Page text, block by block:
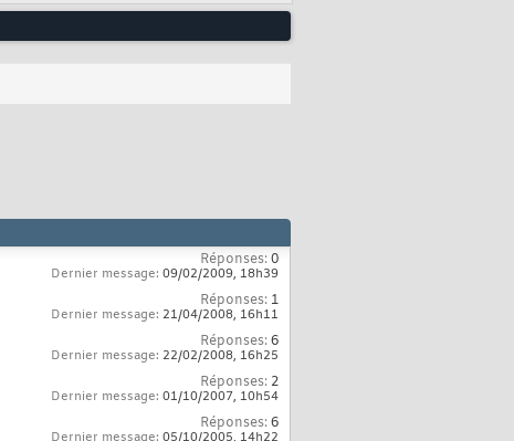
Réponses:0
Dernier message: 09/02/2009, 18h39
Réponses: 1
Dernier message: 21/04/2008, 16h11
Réponses:6
Dernier message: 22/02/2008, 16h25
Réponses: 2
Dernier message: 01/10/2007, 10h54
Réponses:6